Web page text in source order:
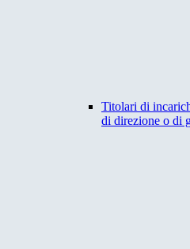
Titolari di
di direzione o di